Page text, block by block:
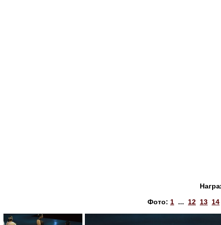
Фото: 1 ... 12 13 14